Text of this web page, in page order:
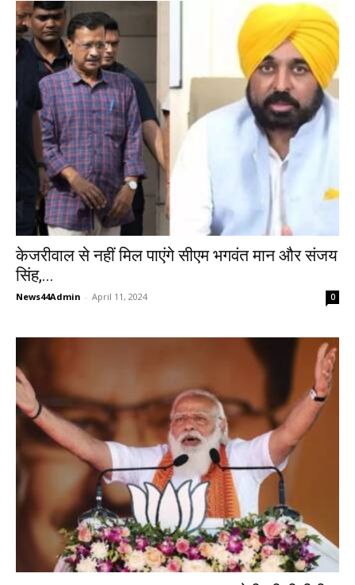
केजरीवाल से नहीं मिल पाएंगे सीएम भगवंत मान और संजय
सिंह,...
News44Admin - April 11, 2024 0